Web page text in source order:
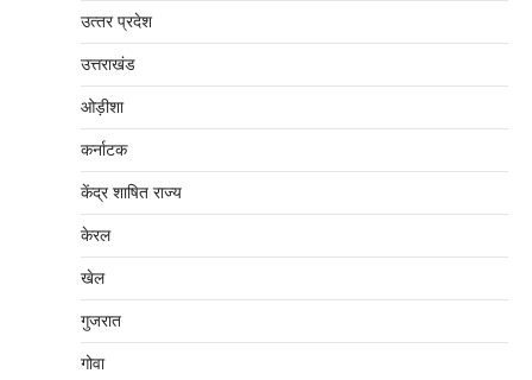
उत्‍तर प्रदेश
उत्तराखंड
ओड़ीशा
कर्नाटक
केंद्र शाषित राज्य
केरल
खेल
गुजरात
गोवा